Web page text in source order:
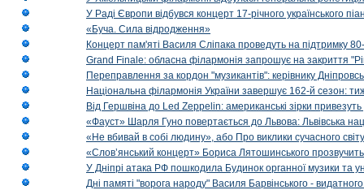
У Раді Європи відбувся концерт 17-річного українського
«Буча. Сила відродження»
Концерт пам'яті Василя Сліпака проведуть на підтримку
Grand Finale: обласна філармонія запрошує на закриття
Переправлення за кордон "музикантів": керівнику
Національна філармонія України завершує 162-й сезон:
Від Гершвіна до Led Zeppelin: американські зірки
«Фауст» Шарля Гуно повертається до Львова: Львівська
«Не вбивай в собі людину», або Про виклики сучасного світу
«Слов’янський концерт» Бориса Лятошинського
У Дніпрі атака РФ пошкодила Будинок органної музики та
Дні памяті "ворога народу" Василя Барвінського -